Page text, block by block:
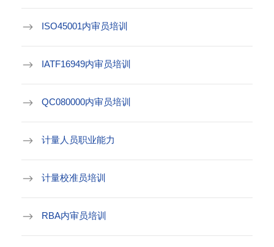
ISO45001内审员培训
IATF16949内审员培训
QC080000内审员培训
计量人员职业能力
计量校准员培训
RBA内审员培训